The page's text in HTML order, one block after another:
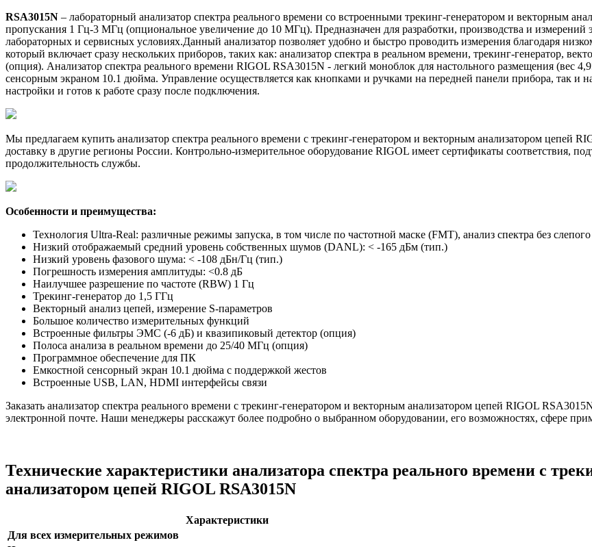
RSA3015N – лабораторный анализатор спектра реального времени со встроенными трекинг-генератором и векторным
пропускания 1 Гц-3 МГц (опциональное увеличение до 10 МГц). Предназначен для разработки, производства и
лабораторных и сервисных условиях.Данный анализатор позволяет удобно и быстро проводить измерения благодаря
который включает сразу нескольких приборов, таких как: анализатор спектра в реальном времени, трекинг-генератор,
(опция). Анализатор спектра реального времени RIGOL RSA3015N - легкий моноблок для настольного размещения (вес
сенсорным экраном 10.1 дюйма. Управление осуществляется как кнопками и ручками на передней панели прибора, так и
настройки и готов к работе сразу после подключения.
Мы предлагаем купить анализатор спектра реального времени с трекинг-генератором и векторным анализатором цепей
доставку в другие регионы России. Контрольно-измерительное оборудование RIGOL имеет сертификаты соответствия,
продолжительность службы.
Особенности и преимущества:
Технология Ultra-Real: различные режимы запуска, в том числе по частотной маске (FMT), анализ спектра без
Низкий отображаемый средний уровень собственных шумов (DANL): < -165 дБм (тип.)
Низкий уровень фазового шума: < -108 дБн/Гц (тип.)
Погрешность измерения амплитуды: <0.8 дБ
Наилучшее разрешение по частоте (RBW) 1 Гц
Трекинг-генератор до 1,5 ГГц
Векторный анализ цепей, измерение S-параметров
Большое количество измерительных функций
Встроенные фильтры ЭМС (-6 дБ) и квазипиковый детектор (опция)
Полоса анализа в реальном времени до 25/40 МГц (опция)
Программное обеспечение для ПК
Емкостной сенсорный экран 10.1 дюйма с поддержкой жестов
Встроенные USB, LAN, HDMI интерфейсы связи
Заказать анализатор спектра реального времени с трекинг-генератором и векторным анализатором цепей RIGOL
электронной почте. Наши менеджеры расскажут более подробно о выбранном оборудовании, его возможностях, сфере
Технические характеристики анализатора спектра реального времени с
анализатором цепей RIGOL RSA3015N
Характеристики
Для всех измерительных режимов